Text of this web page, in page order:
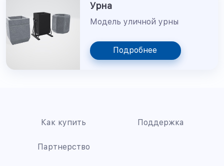
Урна
Модель уличной урны
Подробнее
Как купить Поддержка
Партнерство